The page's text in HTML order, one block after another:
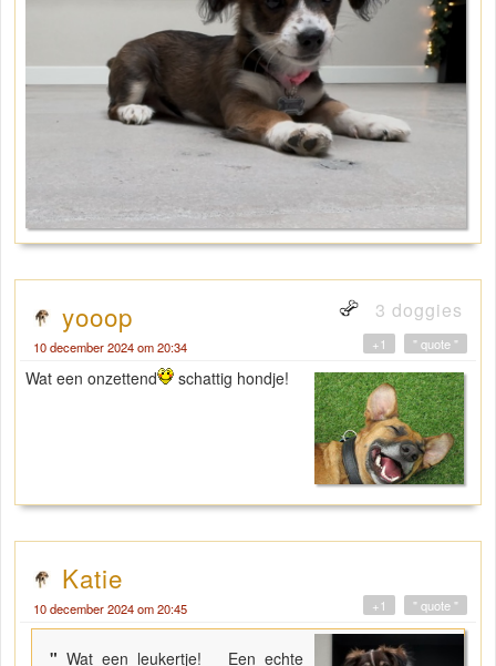
yooop 3 doggies
10 december 2024 om 20:34 " quote "
+1
Wat een onzettend schattig hondje!
Katie
10 december 2024 om 20:45 " quote "
+1
"Wat een leukertje! Een echte